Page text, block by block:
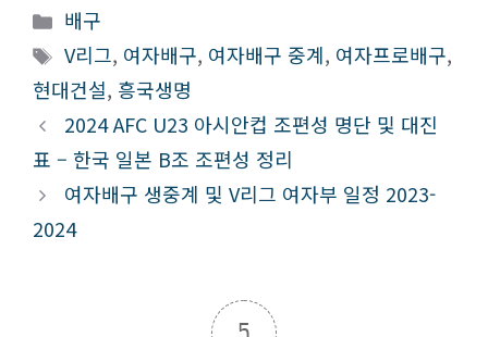
카
테
고
리
배구
태
그
V리그, 여자배구, 여자배구 중계, 여자프로배구,
현대건설, 흥국생명
2024 AFC U23 아시안컵 조편성 명단 및 대진
표 – 한국 일본 B조 조편성 정리
여자배구 생중계 및 V리그 여자부 일정 2023-
2024